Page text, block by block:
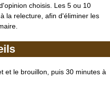
choisis. Les 5 ou 10
la relecture, afin d'éliminer les
et le brouillon, puis 30 minutes à